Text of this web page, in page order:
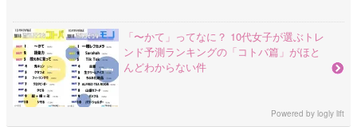
「〜かて」ってなに？ 10代女子が選ぶトレ
ンド予測ランキングの「コトバ篇」がほと
んどわからない件
Powered bylogly lift